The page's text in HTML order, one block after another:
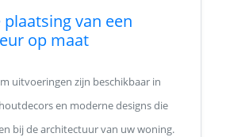
van een
op maat
uitvoeringen zijn beschikbaar in
en moderne designs die
bij de architectuur van uw woning.